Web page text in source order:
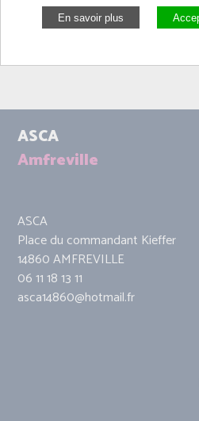
ASCA
Amfreville
ASCA
Place du commandant Kieffer
14860 AMFREVILLE
06 11 18 13 11
asca14860@hotmail.fr